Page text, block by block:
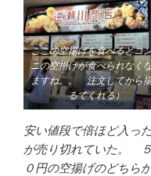
ここの空揚げを食べるとコ
ニの空揚げが食べられなく
ますね。。 注文してから
るてくれる）
安い値段で倍ほど入っ
が売り切れていた。
０円の空揚げのどちら